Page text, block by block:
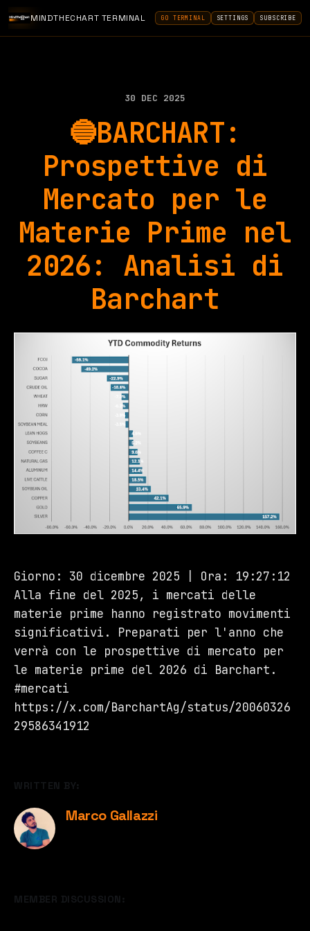
MINDTHECHART TERMINAL GO TERMINAL SETTINGS SUBSCRIBE
30 DEC 2025
🔵BARCHART:
Prospettive di
Mercato per le
Materie Prime nel
2026: Analisi di
Barchart
Giorno: 30 dicembre 2025 | Ora: 19:27:12
Alla fine del 2025, i mercati delle
materie prime hanno registrato movimenti
significativi. Preparati per l'anno che
verrà con le prospettive di mercato per
le materie prime del 2026 di Barchart.
#mercati
https://x.com/BarchartAg/status/20060326
29586341912
WRITTEN BY:
Marco Gallazzi
MEMBER DISCUSSION: